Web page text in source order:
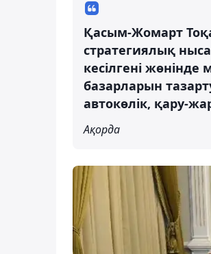
Қасым-Жомарт
стратегиялық
кесілгені
базарларын
автокөлік, қару-
Ақорда